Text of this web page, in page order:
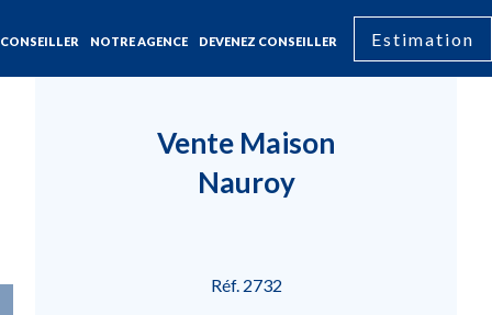
Estimation
NOTRE AGENCE DEVENEZ CONSEILLER
Vente Maison
Nauroy
Réf. 2732